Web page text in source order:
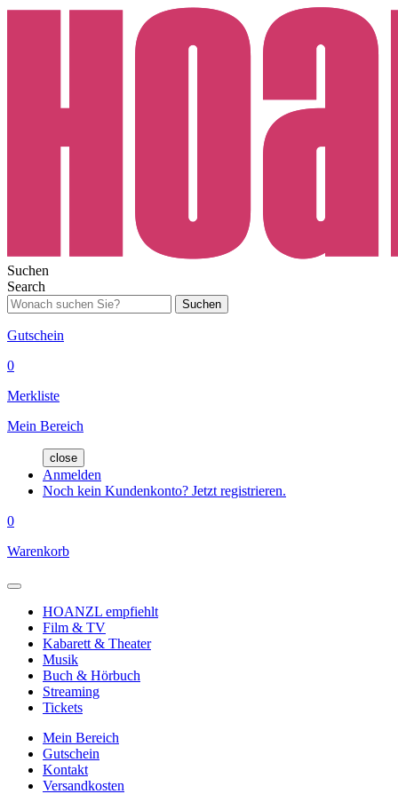
Suchen
Search
Suchen
Gutschein
0
Merkliste
Mein Bereich
close
Anmelden
Noch kein Kundenkonto? Jetzt registrieren.
0
Warenkorb
HOANZL empfiehlt
Film & TV
Kabarett & Theater
Musik
Buch & Hörbuch
Streaming
Tickets
Mein Bereich
Gutschein
Kontakt
Versandkosten